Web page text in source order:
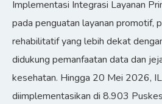
Implementasi Integrasi Layanan
pada penguatan layanan promotif,
rehabilitatif yang lebih dekat
didukung pemanfaatan data dan
kesehatan. Hingga 20 Mei 2026,
diimplementasikan di 8.903